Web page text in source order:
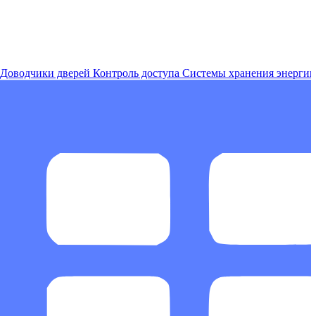
Доводчики дверей Контроль доступа Системы хранения